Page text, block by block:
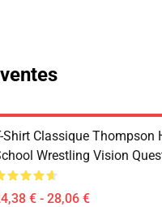
Shirt Classique Thompson
Wrestling Vision
€ - 28,06 €